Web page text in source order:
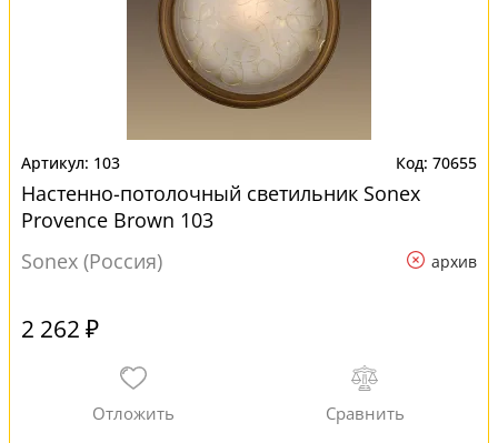
103 70655
Настенно-потолочный светильник Sonex
Provence Brown 103
Sonex (Россия)
архив
2 262 ₽